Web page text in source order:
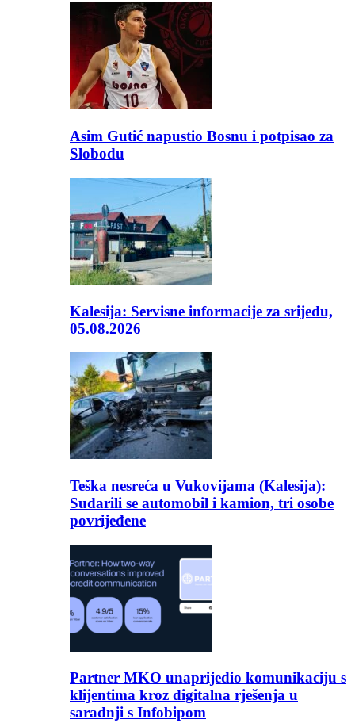
Asim Gutić napustio Bosnu i potpisao za
Slobodu
Kalesija: Servisne informacije za srijedu,
05.08.2026
Teška nesreća u Vukovijama (Kalesija):
Sudarili se automobil i kamion, tri osobe
povrijeđene
Partner MKO unaprijedio komunikaciju s
klijentima kroz digitalna rješenja u
saradnji s Infobipom